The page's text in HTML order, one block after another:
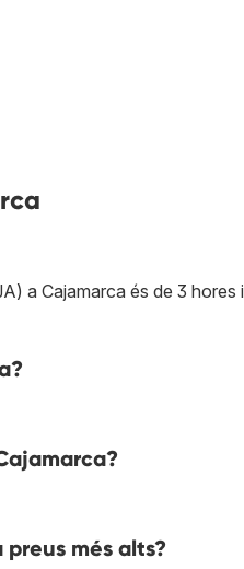
a Cajamarca és de 3 hores i
més alts?